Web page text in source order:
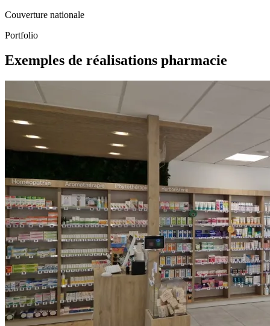
Couverture nationale
Portfolio
Exemples de réalisations pharmacie